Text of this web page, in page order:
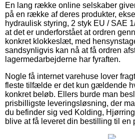
En lang række online selskaber
på en række af deres produkter,
hydraulisk styring, 2 styk EU / SAE
at det er underforstået at ordren
konkret klokkeslæt, med
sandsynligvis kan nå at få ordren
lagermedarbejderne har fyraften.
Nogle få internet varehuse lover
fleste tilfælde er det kun gældende
konkret beløb. Ellers burde man
prisbilligste leveringsløsning, der
du befinder sig ved Kolding,
blive at få leveret din bestilling til en